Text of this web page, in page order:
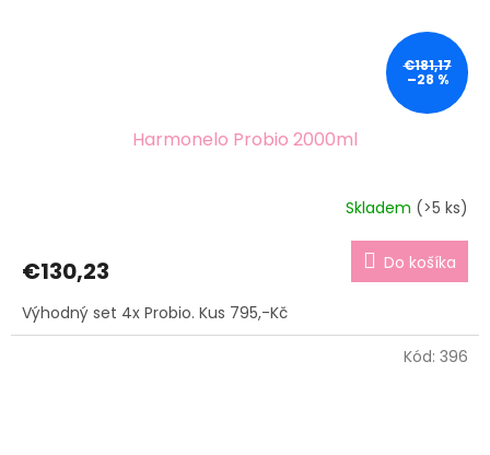
€181,17
–28 %
Harmonelo Probio 2000ml
Skladem (>5 ks)
€130,23 Do košíka
Výhodný set 4x Probio. Kus 795,-Kč
Kód: 396